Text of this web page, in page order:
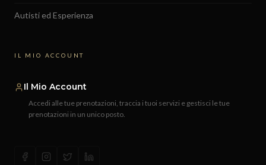
Autisti ed Esperienza
IL MIO ACCOUNT
Il Mio Account
Accedi alle tue prenotazioni, traccia i tuoi servizi e gestisci le tue
prenotazioni in un unico posto.